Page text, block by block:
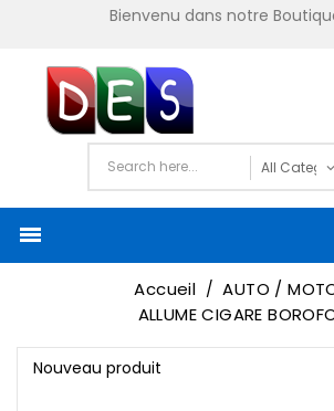
Bienvenu dans notre

Accueil
AUTO /
ALLUME CIGARE
Nouveau produit